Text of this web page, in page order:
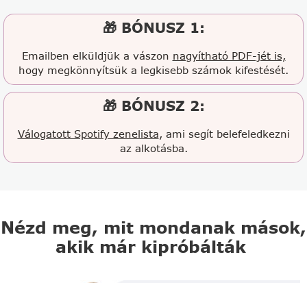
🎁 BÓNUSZ 1:
Emailben elküldjük a vászon nagyítható PDF-jét is,
hogy megkönnyítsük a legkisebb számok kifestését.
🎁 BÓNUSZ 2:
Válogatott Spotify zenelista, ami segít belefeledkezni
az alkotásba.
Nézd meg, mit mondanak mások,
akik már kipróbálták